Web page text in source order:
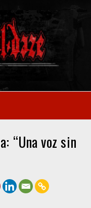
“Una voz sin